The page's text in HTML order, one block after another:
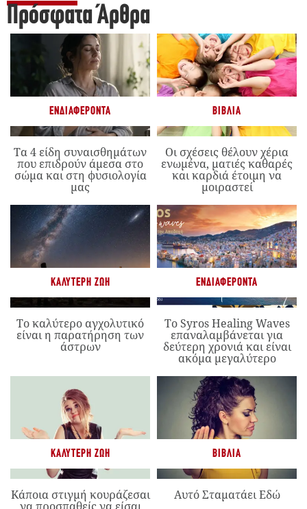
Πρόσφατα Άρθρα
ΕΝΔΙΑΦΈΡΟΝΤΑ
Τα 4 είδη συναισθημάτων
που επιδρούν άμεσα στο
σώμα και στη φυσιολογία
μας
ΒΙΒΛΊΑ
Οι σχέσεις θέλουν χέρια
ενωμένα, ματιές καθαρές
και καρδιά έτοιμη να
μοιραστεί
ΚΑΛΎΤΕΡΗ ΖΩΉ
Το καλύτερο αγχολυτικό
είναι η παρατήρηση των
άστρων
ΕΝΔΙΑΦΈΡΟΝΤΑ
Το Syros Healing Waves
επαναλαμβάνεται για
δεύτερη χρονιά και είναι
ακόμα μεγαλύτερο
ΚΑΛΎΤΕΡΗ ΖΩΉ
Κάποια στιγμή κουράζεσαι
να προσπαθείς να είσαι
ΒΙΒΛΊΑ
Αυτό Σταματάει Εδώ